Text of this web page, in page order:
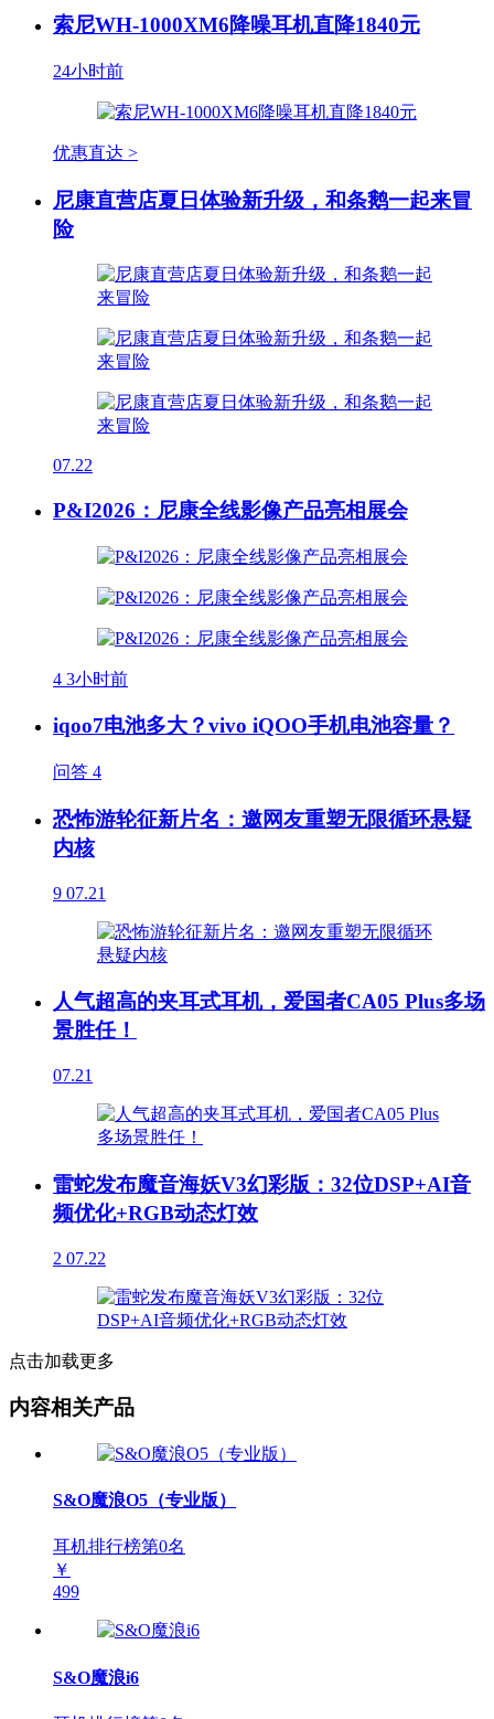
索尼WH-1000XM6降噪耳机直降1840元
24小时前
优惠直达 >
尼康直营店夏日体验新升级，和条鹅一起来冒
险
07.22
P&I2026：尼康全线影像产品亮相展会
4 3小时前
iqoo7电池多大？vivo iQOO手机电池容量？
问答 4
恐怖游轮征新片名：邀网友重塑无限循环悬疑
内核
9 07.21
人气超高的夹耳式耳机，爱国者CA05 Plus多场
景胜任！
07.21
雷蛇发布魔音海妖V3幻彩版：32位DSP+AI音
频优化+RGB动态灯效
2 07.22
点击加载更多
内容相关产品
S&O魔浪O5（专业版）
耳机排行榜第0名
￥
499
S&O魔浪i6